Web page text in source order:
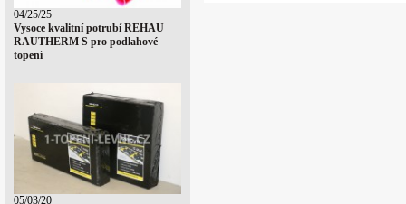
04/25/25
Vysoce kvalitní potrubí REHAU
RAUTHERM S pro podlahové
topení
05/03/20